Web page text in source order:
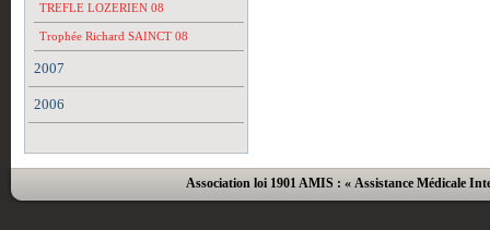
TREFLE LOZERIEN 08
Trophée Richard SAINCT 08
2007
2006
Association loi 1901 AMIS : « Assistance Médicale